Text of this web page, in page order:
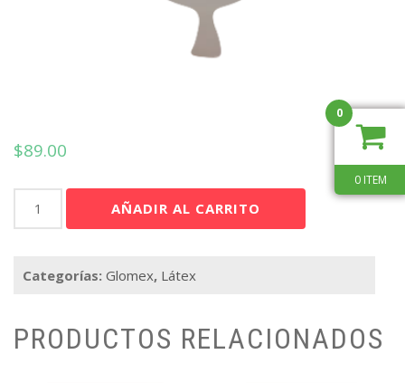
$89.00
C/100
AÑADIR AL CARRITO
Categorías: Glomex, Látex
PRODUCTOS RELACIONADOS
0
0 ITEM